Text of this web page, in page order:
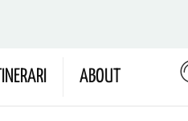
ITINERARI ABOUT